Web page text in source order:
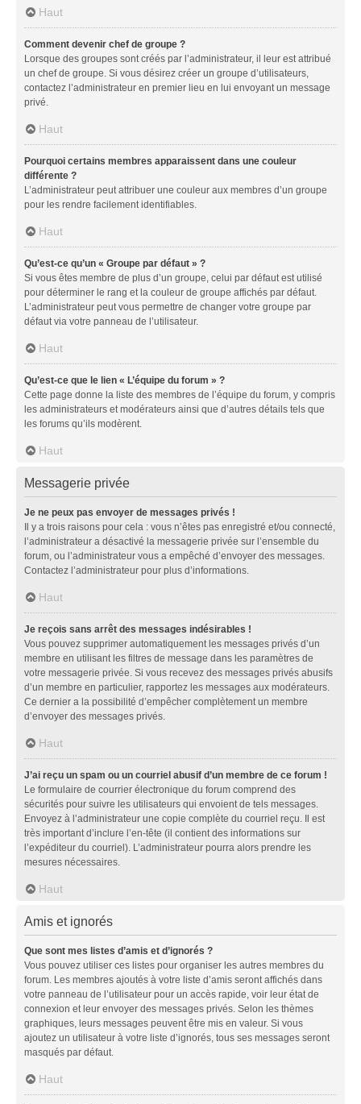
Haut
Comment devenir chef de groupe ?
Lorsque des groupes sont créés par l’administrateur, il leur est attribué
un chef de groupe. Si vous désirez créer un groupe d’utilisateurs,
contactez l’administrateur en premier lieu en lui envoyant un message
privé.
Haut
Pourquoi certains membres apparaissent dans une couleur
différente ?
L’administrateur peut attribuer une couleur aux membres d’un groupe
pour les rendre facilement identifiables.
Haut
Qu’est-ce qu’un « Groupe par défaut » ?
Si vous êtes membre de plus d’un groupe, celui par défaut est utilisé
pour déterminer le rang et la couleur de groupe affichés par défaut.
L’administrateur peut vous permettre de changer votre groupe par
défaut via votre panneau de l’utilisateur.
Haut
Qu’est-ce que le lien « L’équipe du forum » ?
Cette page donne la liste des membres de l’équipe du forum, y compris
les administrateurs et modérateurs ainsi que d’autres détails tels que
les forums qu’ils modèrent.
Haut
Messagerie privée
Je ne peux pas envoyer de messages privés !
Il y a trois raisons pour cela : vous n’êtes pas enregistré et/ou connecté,
l’administrateur a désactivé la messagerie privée sur l’ensemble du
forum, ou l’administrateur vous a empêché d’envoyer des messages.
Contactez l’administrateur pour plus d’informations.
Haut
Je reçois sans arrêt des messages indésirables !
Vous pouvez supprimer automatiquement les messages privés d’un
membre en utilisant les filtres de message dans les paramètres de
votre messagerie privée. Si vous recevez des messages privés abusifs
d’un membre en particulier, rapportez les messages aux modérateurs.
Ce dernier a la possibilité d’empêcher complètement un membre
d’envoyer des messages privés.
Haut
J’ai reçu un spam ou un courriel abusif d’un membre de ce forum !
Le formulaire de courrier électronique du forum comprend des
sécurités pour suivre les utilisateurs qui envoient de tels messages.
Envoyez à l’administrateur une copie complète du courriel reçu. Il est
très important d’inclure l’en-tête (il contient des informations sur
l’expéditeur du courriel). L’administrateur pourra alors prendre les
mesures nécessaires.
Haut
Amis et ignorés
Que sont mes listes d’amis et d’ignorés ?
Vous pouvez utiliser ces listes pour organiser les autres membres du
forum. Les membres ajoutés à votre liste d’amis seront affichés dans
votre panneau de l’utilisateur pour un accès rapide, voir leur état de
connexion et leur envoyer des messages privés. Selon les thèmes
graphiques, leurs messages peuvent être mis en valeur. Si vous
ajoutez un utilisateur à votre liste d’ignorés, tous ses messages seront
masqués par défaut.
Haut